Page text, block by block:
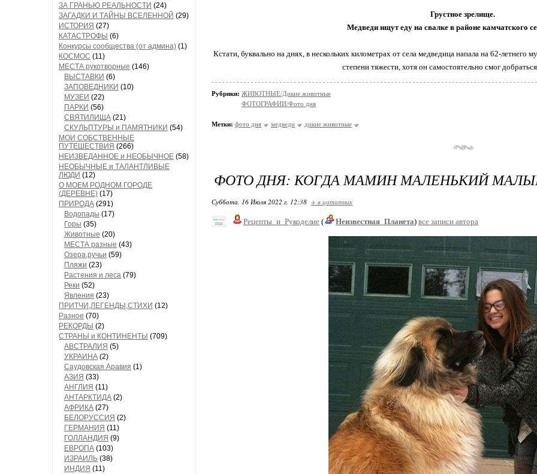
ЗА ГРАНЬЮ РЕАЛЬНОСТИ (24)
ЗАГАДКИ И ТАЙНЫ ВСЕЛЕННОЙ (29)
ИСТОРИЯ (27)
КАТАСТРОФЫ (6)
Конкурсы сообщества (от админа) (1)
КОСМОС (11)
МЕСТА рукотворные (146)
ВЫСТАВКИ (6)
ЗАПОВЕДНИКИ (10)
МУЗЕИ (22)
ПАРКИ (56)
СВЯТИЛИЩА (21)
СКУЛЬПТУРЫ и ПАМЯТНИКИ (54)
МОИ СОБСТВЕННЫЕ
ПУТЕШЕСТВИЯ (266)
НЕИЗВЕДАННОЕ и НЕОБЫЧНОЕ (58)
НЕОБЫЧНЫЕ и ТАЛАНТЛИВЫЕ
ЛЮДИ (12)
О МОЕМ РОДНОМ ГОРОДЕ
(ДЕРЕВНЕ) (17)
ПРИРОДА (291)
Водопады (17)
Горы (35)
Животные (20)
МЕСТА разные (43)
Озера,ручьи (59)
Пляжи (23)
Растения и леса (79)
Реки (52)
Явления (23)
ПРИТЧИ,ЛЕГЕНДЫ,СТИХИ (12)
Разное (70)
РЕКОРДЫ (2)
СТРАНЫ и КОНТИНЕНТЫ (709)
АВСТРАЛИЯ (5)
УКРАИНА (2)
Саудовская Аравия (1)
АЗИЯ (33)
АНГЛИЯ (11)
АНТАРКТИДА (2)
АФРИКА (27)
БЕЛОРУССИЯ (2)
ГЕРМАНИЯ (11)
ГОЛЛАНДИЯ (9)
ЕВРОПА (103)
ИЗРАИЛЬ (38)
ИНДИЯ (11)
Грустное зрелище.
Медведи ищут еду на свалке в районе камчатского
Кстати, буквально на днях, в нескольких километрах от села медведица напала на 62-летнего
степени тяжести, хотя он самостоятельно смог
Рубрики: ЖИВОТНЫЕ/Дикие животные
ФОТОГРАФИИ/Фото дня
Метки: фото дня медведи дикие животные
ФОТО ДНЯ: КОГДА МАМИН МАЛЕНЬКИЙ
Суббота, 16 Июля 2022 г. 12:38 + в цитатник
Рецепты_и_Рукоделие ( Неизвестная_Планета) все записи автора